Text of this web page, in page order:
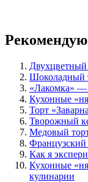
Шоколадный
«Лакомка» —
Кухонные
Торт
Творожный
Медовый
Как я
Кухонные
кулинарии